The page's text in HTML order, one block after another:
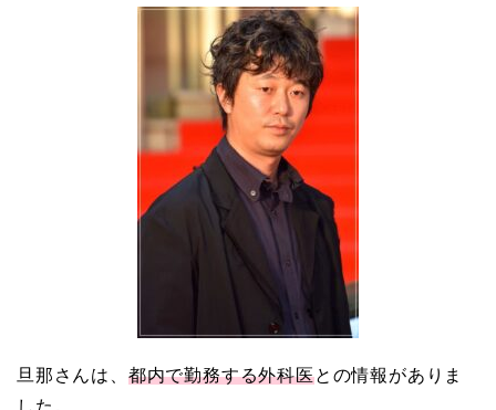
岩堀せりと夫のGLAY・T
AKUROの結婚馴れ初め
はスポーツジム！キュー
ピットは佐田真由美
旦那さんは、 都内で勤務する外科医との情報がありま
した。